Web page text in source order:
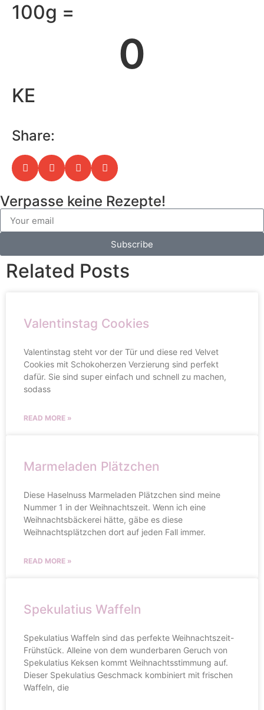
100g =
0
KE
Share:
Verpasse keine Rezepte!
Subscribe
Related Posts
Valentinstag Cookies
Valentinstag steht vor der Tür und diese red Velvet
Cookies mit Schokoherzen Verzierung sind perfekt
dafür. Sie sind super einfach und schnell zu machen,
sodass
READ MORE »
Marmeladen Plätzchen
Diese Haselnuss Marmeladen Plätzchen sind meine
Nummer 1 in der Weihnachtszeit. Wenn ich eine
Weihnachtsbäckerei hätte, gäbe es diese
Weihnachtsplätzchen dort auf jeden Fall immer.
READ MORE »
Spekulatius Waffeln
Spekulatius Waffeln sind das perfekte Weihnachtszeit-
Frühstück. Alleine von dem wunderbaren Geruch von
Spekulatius Keksen kommt Weihnachtsstimmung auf.
Dieser Spekulatius Geschmack kombiniert mit frischen
Waffeln, die